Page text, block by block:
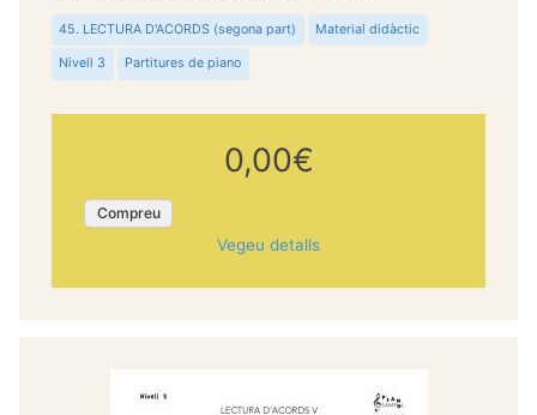
45. LECTURA D'ACORDS (segona part) Material didàctic
Nivell 3 Partitures de piano
0,00€
Compreu
Vegeu detalls